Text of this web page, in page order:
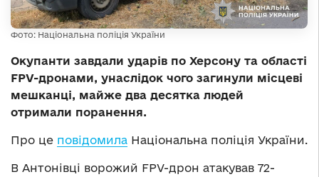
Фото: Національна поліція України
Окупанти завдали ударів по Херсону та області
FPV-дронами, унаслідок чого загинули місцеві
мешканці, майже два десятка людей
отримали поранення.
Про це повідомила Національна поліція України.
В Антонівці ворожий FPV-дрон атакував 72-